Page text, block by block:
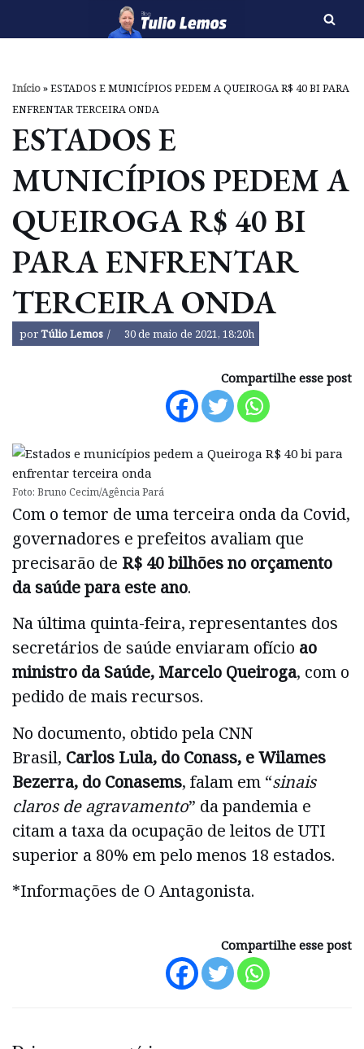
o
conteúdo
Início»ESTADOS E MUNICÍPIOS PEDEM A QUEIROGA R$ 40 BI PARA
ENFRENTAR TERCEIRA ONDA
ESTADOS E
MUNICÍPIOS PEDEM A
QUEIROGA R$ 40 BI
PARA ENFRENTAR
TERCEIRA ONDA
porTúlio Lemos 30 de maio de 2021, 18:20h
Compartilhe esse post
Foto: Bruno Cecim/Agência Pará
Com o temor de uma terceira onda da Covid,
governadores e prefeitos avaliam que
precisarão de R$ 40 bilhões no orçamento
da saúde para este ano.
Na última quinta-feira, representantes dos
secretários de saúde enviaram ofício ao
ministro da Saúde, Marcelo Queiroga, com o
pedido de mais recursos.
No documento, obtido pela CNN
Brasil, Carlos Lula, do Conass, e Wilames
Bezerra, do Conasems, falam em “sinais
claros de agravamento” da pandemia e
citam a taxa da ocupação de leitos de UTI
superior a 80% em pelo menos 18 estados.
*Informações de O Antagonista.
Compartilhe esse post